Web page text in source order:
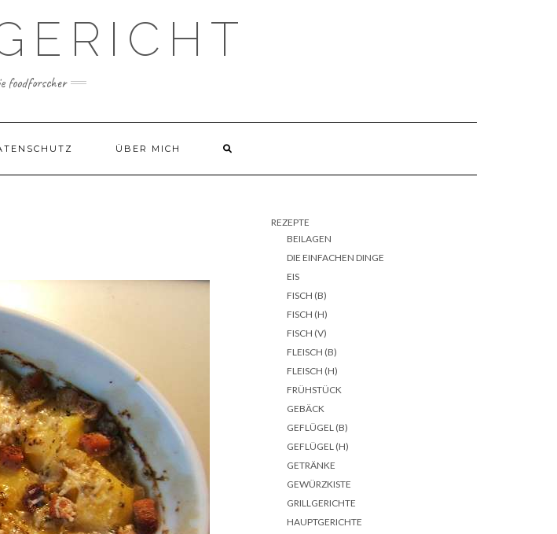
foodforscher
ÜBER MICH
REZEPTE
BEILAGEN
DIE EINFACHEN DINGE
EIS
FISCH (B)
FISCH (H)
FISCH (V)
FLEISCH (B)
FLEISCH (H)
FRÜHSTÜCK
GEBÄCK
GEFLÜGEL (B)
GEFLÜGEL (H)
GETRÄNKE
GEWÜRZKISTE
GRILLGERICHTE
HAUPTGERICHTE